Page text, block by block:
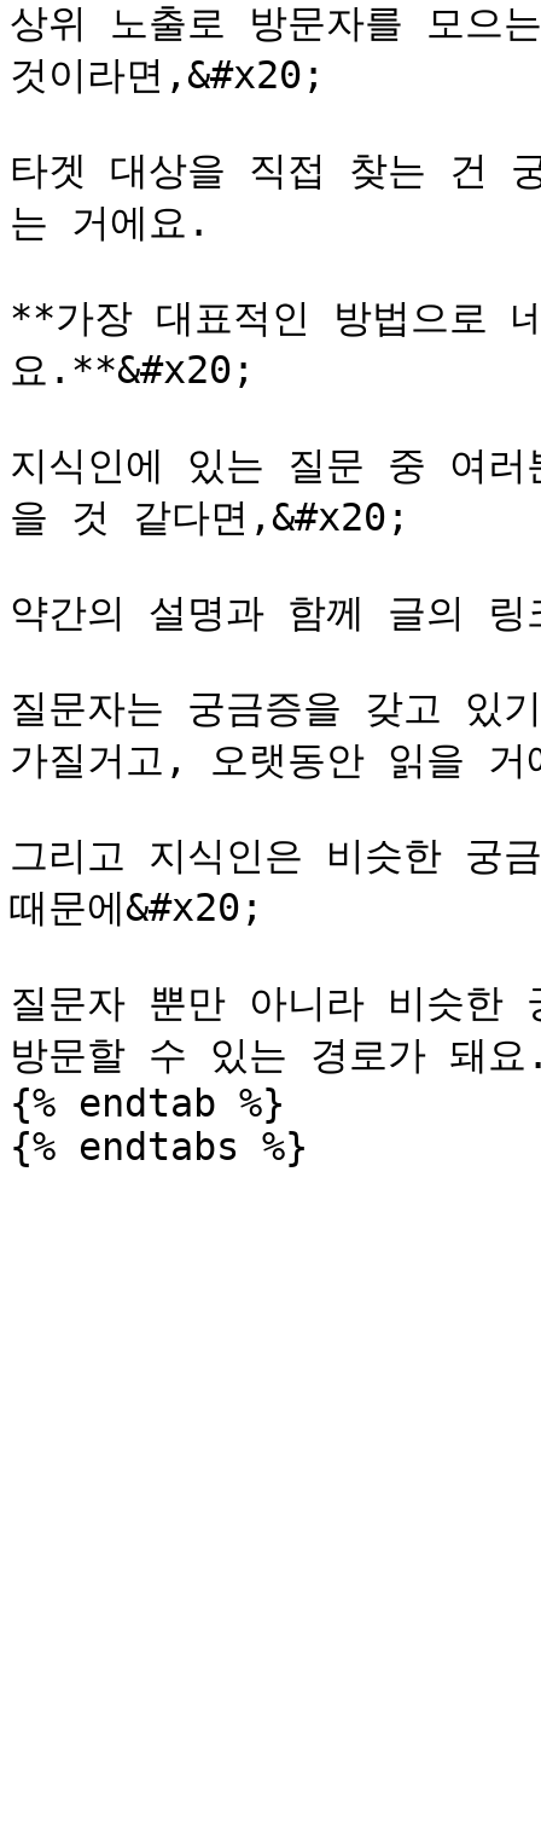
상위 노출로 방문자를 모으
것이라면,&#x20;
타겟 대상을 직접 찾는 건
는 거에요.
**가장 대표적인 방법으로
요.**&#x20;
지식인에 있는 질문 중 여
을 것 같다면,&#x20;
약간의 설명과 함께 글의
질문자는 궁금증을 갖고 있
가질거고, 오랫동안 읽을 거
그리고 지식인은 비슷한 궁
때문에&#x20;
질문자 뿐만 아니라 비슷한
방문할 수 있는 경로가 돼
{% endtab %}